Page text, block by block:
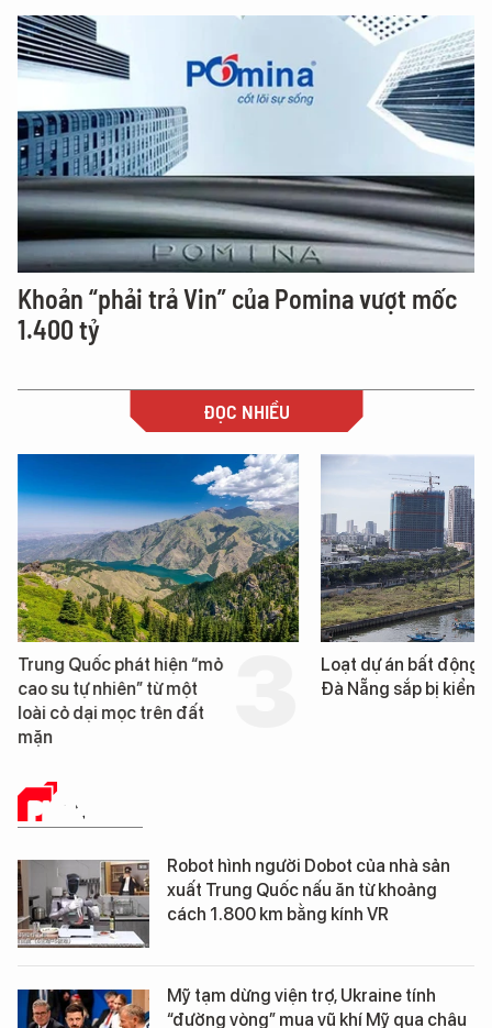
Khoản “phải trả Vin” của Pomina vượt mốc
1.400 tỷ
ĐỌC NHIỀU
Trung Quốc phát hiện “mỏ
cao su tự nhiên” từ một
loài cỏ dại mọc trên đất
mặn
Loạt dự án bất động
Đà Nẵng sắp bị kiểm
PHÂN TÍCH
Robot hình người Dobot của nhà sản
xuất Trung Quốc nấu ăn từ khoảng
cách 1.800 km bằng kính VR
Mỹ tạm dừng viện trợ, Ukraine tính
“đường vòng” mua vũ khí Mỹ qua châu